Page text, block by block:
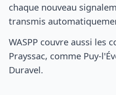
chaque nouveau
transmis
WASPP couvre aussi les
Prayssac, comme Puy-
Duravel.